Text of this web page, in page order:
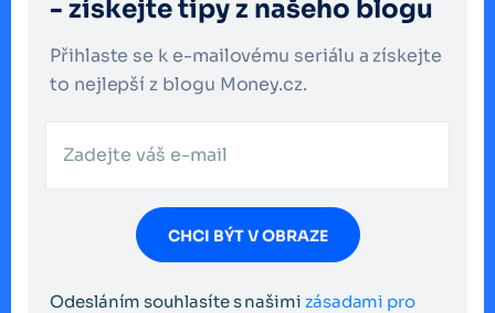
- získejte tipy z našeho blogu
Přihlaste se k e-mailovému seriálu a získejte
to nejlepší z blogu Money.cz.
CHCI BÝT V OBRAZE
Odesláním souhlasíte s našimi zásadami pro